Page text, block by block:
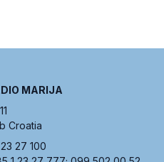
MARIJA
Croatia
27 100